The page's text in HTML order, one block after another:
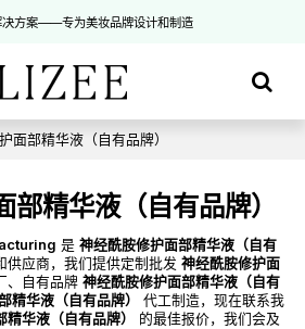
决方案——专为美妆品牌设计和制造
面部精华液（自有品牌）
精华液（自有品牌）
是神经酰胺修护面部精华液（自有
供应商，我们提供定制批发神经酰胺修护面
、自有品牌神经酰胺修护面部精华液（自有
精华液（自有品牌）
代工制造，现在联系我
华液（自有品牌）
的最佳报价，我们会及